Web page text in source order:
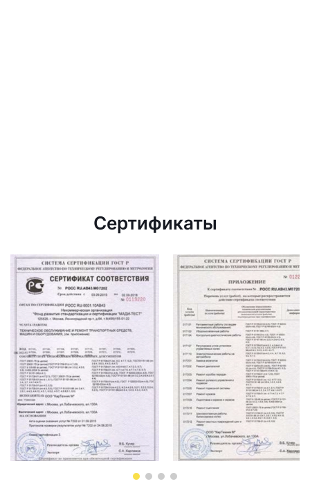
Сертификаты